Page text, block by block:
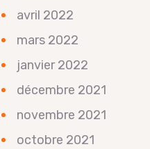
avril 2022
mars 2022
janvier 2022
décembre 2021
novembre 2021
octobre 2021